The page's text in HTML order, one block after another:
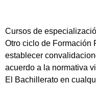
Cursos de
Otro ciclo de Formación
establecer
acuerdo a la normativa
El Bachillerato en